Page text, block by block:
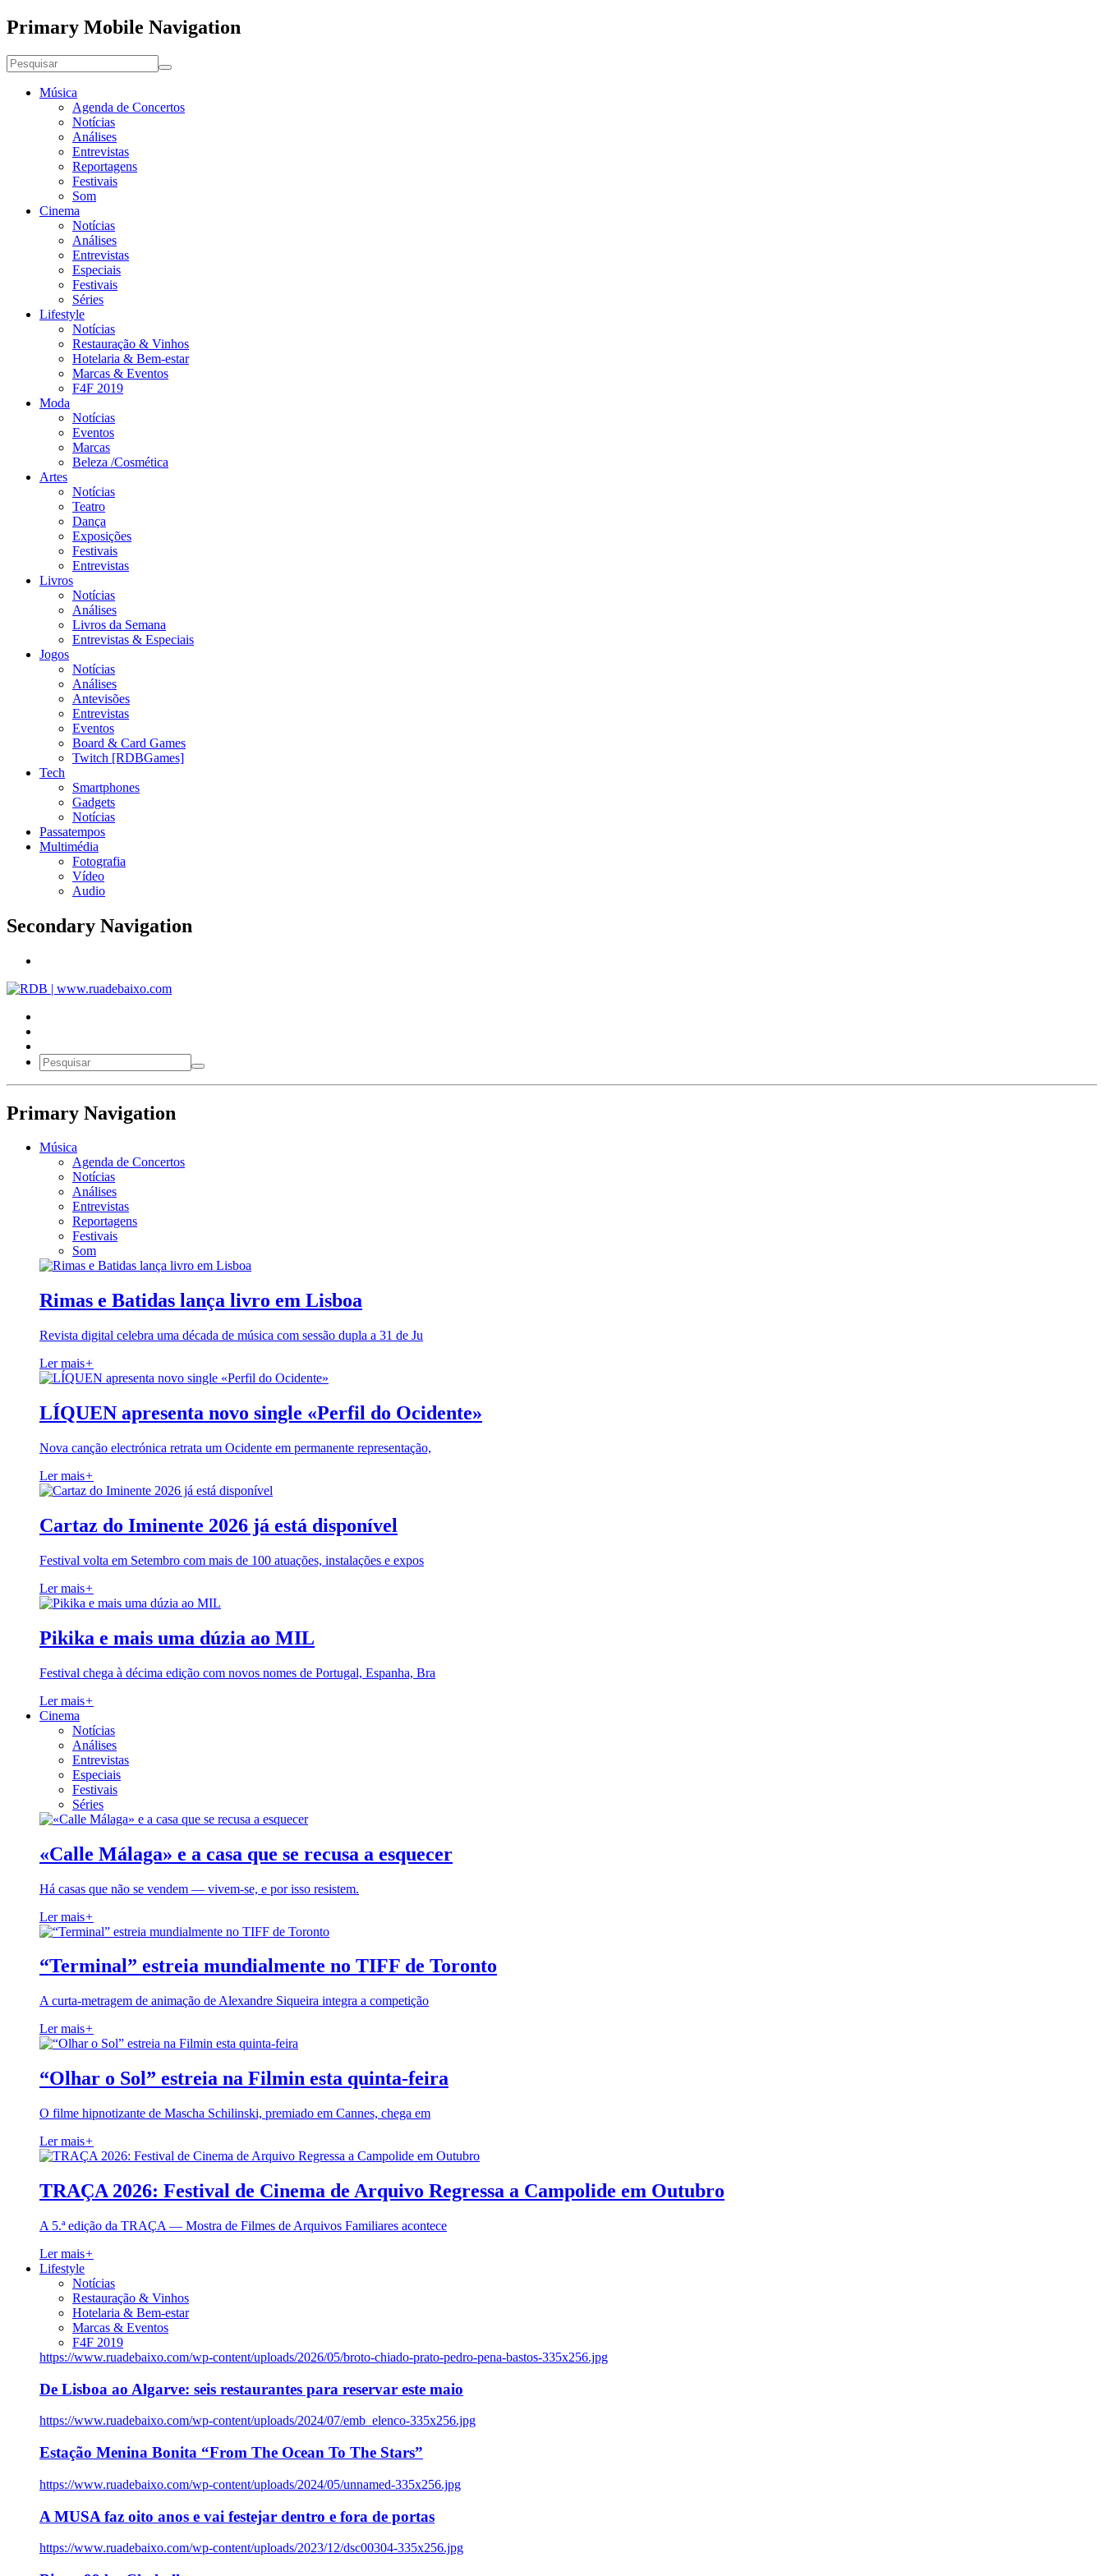
Primary Mobile Navigation
Música
Agenda de Concertos
Notícias
Análises
Entrevistas
Reportagens
Festivais
Som
Cinema
Notícias
Análises
Entrevistas
Especiais
Festivais
Séries
Lifestyle
Notícias
Restauração & Vinhos
Hotelaria & Bem-estar
Marcas & Eventos
F4F 2019
Moda
Notícias
Eventos
Marcas
Beleza /Cosmética
Artes
Notícias
Teatro
Dança
Exposições
Festivais
Entrevistas
Livros
Notícias
Análises
Livros da Semana
Entrevistas & Especiais
Jogos
Notícias
Análises
Antevisões
Entrevistas
Eventos
Board & Card Games
Twitch [RDBGames]
Tech
Smartphones
Gadgets
Notícias
Passatempos
Multimédia
Fotografia
Vídeo
Audio
Secondary Navigation
Primary Navigation
Música
Agenda de Concertos
Notícias
Análises
Entrevistas
Reportagens
Festivais
Som
Rimas e Batidas lança livro em Lisboa
Revista digital celebra uma década de música com sessão dupla a 31 de Ju
Ler mais+
LÍQUEN apresenta novo single «Perfil do Ocidente»
Nova canção electrónica retrata um Ocidente em permanente representação,
Ler mais+
Cartaz do Iminente 2026 já está disponível
Festival volta em Setembro com mais de 100 atuações, instalações e expos
Ler mais+
Pikika e mais uma dúzia ao MIL
Festival chega à décima edição com novos nomes de Portugal, Espanha, Bra
Ler mais+
Cinema
Notícias
Análises
Entrevistas
Especiais
Festivais
Séries
«Calle Málaga» e a casa que se recusa a esquecer
Há casas que não se vendem — vivem-se, e por isso resistem.
Ler mais+
“Terminal” estreia mundialmente no TIFF de Toronto
A curta-metragem de animação de Alexandre Siqueira integra a competição
Ler mais+
“Olhar o Sol” estreia na Filmin esta quinta-feira
O filme hipnotizante de Mascha Schilinski, premiado em Cannes, chega em
Ler mais+
TRAÇA 2026: Festival de Cinema de Arquivo Regressa a Campolide em Outubro
A 5.ª edição da TRAÇA — Mostra de Filmes de Arquivos Familiares acontece
Ler mais+
Lifestyle
Notícias
Restauração & Vinhos
Hotelaria & Bem-estar
Marcas & Eventos
F4F 2019
https://www.ruadebaixo.com/wp-content/uploads/2026/05/broto-chiado-prato-pedro-pena-bastos-335x256.jpg
De Lisboa ao Algarve: seis restaurantes para reservar este maio
https://www.ruadebaixo.com/wp-content/uploads/2024/07/emb_elenco-335x256.jpg
Estação Menina Bonita “From The Ocean To The Stars”
https://www.ruadebaixo.com/wp-content/uploads/2024/05/unnamed-335x256.jpg
A MUSA faz oito anos e vai festejar dentro e fora de portas
https://www.ruadebaixo.com/wp-content/uploads/2023/12/dsc00304-335x256.jpg